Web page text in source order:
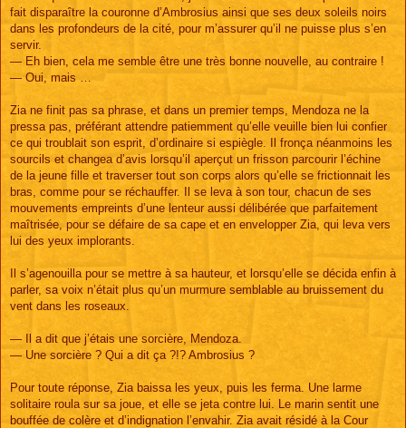
fait disparaître la couronne d’Ambrosius ainsi que ses deux soleils noirs
dans les profondeurs de la cité, pour m’assurer qu’il ne puisse plus s’en
servir.
— Eh bien, cela me semble être une très bonne nouvelle, au contraire !
— Oui, mais …
Zia ne finit pas sa phrase, et dans un premier temps, Mendoza ne la
pressa pas, préférant attendre patiemment qu’elle veuille bien lui confier
ce qui troublait son esprit, d’ordinaire si espiègle. Il fronça néanmoins les
sourcils et changea d’avis lorsqu’il aperçut un frisson parcourir l’échine
de la jeune fille et traverser tout son corps alors qu’elle se frictionnait les
bras, comme pour se réchauffer. Il se leva à son tour, chacun de ses
mouvements empreints d’une lenteur aussi délibérée que parfaitement
maîtrisée, pour se défaire de sa cape et en envelopper Zia, qui leva vers
lui des yeux implorants.
Il s’agenouilla pour se mettre à sa hauteur, et lorsqu’elle se décida enfin à
parler, sa voix n’était plus qu’un murmure semblable au bruissement du
vent dans les roseaux.
— Il a dit que j’étais une sorcière, Mendoza.
— Une sorcière ? Qui a dit ça ?!? Ambrosius ?
Pour toute réponse, Zia baissa les yeux, puis les ferma. Une larme
solitaire roula sur sa joue, et elle se jeta contre lui. Le marin sentit une
bouffée de colère et d’indignation l’envahir. Zia avait résidé à la Cour